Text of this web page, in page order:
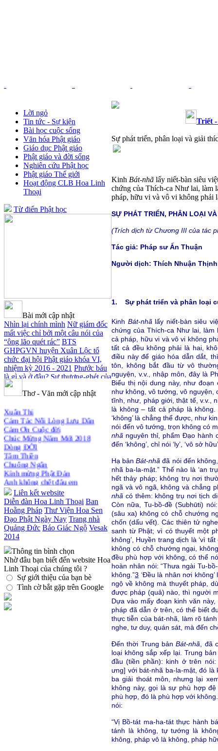
Lời ngỏ
Tin tức - Sự kiện
Bài học cuộc sống
Văn hóa Phật giáo
Giáo dục Phật giáo
Phật giáo và đời sống
Nghiên cứu Phật học
Phật giáo Thế giới
Hoạt động CLB Hoa Linh
Thoại
Từ điển Phật học
Bài mới cập nhật
Nhìn lại chính mình Nữ giám đốc
mất việc chỉ bởi một câu nói của
“ông lão quét rác” BTS
GHPGVN huyện Xuân Lộc tổ
chức đại hội Phật giáo khóa VI,
nhiệm kỳ 2016 - 2021 Phước báu
là gì và ở đâu? Sự thương-ghét của
con người
Cải đạo: Nguyên nhân & giải pháp
An Giang: Tịnh thất Quy Nguyên
phát quà từ thiện tại xã Cư Yang
Tịnh xá Ngọc Đăng khai giảng
Thiền dành cho Người bận rộn
Thơ - Văn mới cập nhật
Cảm Tác Nỗi Lòng Lưu Dân
Cảm Ơn Cuộc đời
Chúc Mừng Năm Mới 2018
Dòng ĐỜI
Tâm Thiền
Chuông Ngân
Kính mừng Phật Đản
Anh không chết đâu em
Kiếp này
Liên kết website
Diễn đàn Hoa Linh Thoại Ban
Hoằng Pháp Thư Viện Hoa Sen
Đạo Phật Ngày Nay Trang nhà
Quảng Đức Báo Giác Ngộ Vesak
2014
Thông tin bình chọn
Nhờ đâu bạn biết đến website Hoa
Linh Thoại của chúng tôi ?
Sự giới thiệu của bạn bè
Tình cờ bắt gặp trên Google
Triết -
Sự phát triển, phân loại và giải
Kinh Bát-nhã lấy niết-bàn siêu
chứng của Thích-ca Như lai, làm
pháp, hữu vi và vô vi không phải
SỰ PHÁT TRIỂN, PHÂN LOẠI
(Trích dịch từ Chương III của tác
Tác giả: Pháp sư Ấn Thuận
Người dịch: Thích Nhuận Thịnh
1. Sự phát triển và phân loại
Kinh Bát-nhãlấy niết-bàn siêu
chứng của Thích-ca Như lai,
cả pháp, hữu vi và vô vi không
tất cả đều không phải là hai,
điều này để giáo hóa dẫn dắt,
tôn, không bắt đầu từ vô
nguyện, v.v., nhập môn, đây là
Biểu thị nội dung này, như
như không, vô tướng, vô nguyện,
tĩnh, như, pháp giới, thật tế, v.v.,
là không – tất cả pháp là
‘không’ là chẳng thể được, như
nói đến vô tướng, trọn không có
nhã nguyên thỉ, phẩm Đạo hành
đến ‘không’, chỉ nói ‘ly’, ‘vô sở
Hạ bảnBát-nhã đã nói đến
nhã ba-la-mật.” Thế nào là ‘an
hết thảy pháp; không trụ nơi
ngã và vô ngã, không và chẳng
nhã có thêm: không trụ nơi tịch
Còn nữa, Tu-bồ-đề (Subhūti)
(sâu xa) không có chỗ chướng
chốn (dấu vết). Các thiên tử
sanh từ Phật; vì có thuyết một
không’, Huyền trang dịch là ‘vì
không có chỗ chướng ngại,
đều phù hợp với không, có thể
hoàn nhân nói: “Thưa ngài Tu-
không.”3 ‘Đều là nhân nơi
ngộ về không mà thuyết pháp,
được pháp (quả) nào, thì người
Dựa vào mấy đoạn kinh văn
pháp đã dẫn ở trên, có thể biết
thực tiễn của bát-nhã, làm rõ
nghe, tư duy, quán sát, mà đến
Đến thời Trung bảnBát-nhã , đã
loại không sắp xếp lại. Trung
đầu (tiền phần): kinh ở trên
ưng] với bát-nhã ba-la-mật, đó là
ba giải thoát môn, nhưng lại
không này, gọi là sự phù hợp
phù hợp, đó là phù hợp với
nói:
“Vị Bồ-tát ma-ha-tát thực hành
tánh là không, tự tướng là
không, pháp vô là không, pháp